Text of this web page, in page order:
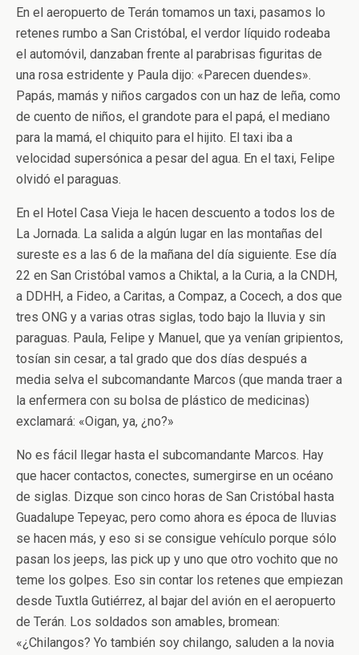
En el aeropuerto de Terán tomamos un taxi, pasamos lo
retenes rumbo a San Cristóbal, el verdor líquido rodeaba
el automóvil, danzaban frente al parabrisas figuritas de
una rosa estridente y Paula dijo: «Parecen duendes».
Papás, mamás y niños cargados con un haz de leña, como
de cuento de niños, el grandote para el papá, el mediano
para la mamá, el chiquito para el hijito. El taxi iba a
velocidad supersónica a pesar del agua. En el taxi, Felipe
olvidó el paraguas.
En el Hotel Casa Vieja le hacen descuento a todos los de
La Jornada. La salida a algún lugar en las montañas del
sureste es a las 6 de la mañana del día siguiente. Ese día
22 en San Cristóbal vamos a Chiktal, a la Curia, a la CNDH,
a DDHH, a Fideo, a Caritas, a Compaz, a Cocech, a dos que
tres ONG y a varias otras siglas, todo bajo la lluvia y sin
paraguas. Paula, Felipe y Manuel, que ya venían gripientos,
tosían sin cesar, a tal grado que dos días después a
media selva el subcomandante Marcos (que manda traer a
la enfermera con su bolsa de plástico de medicinas)
exclamará: «Oigan, ya, ¿no?»
No es fácil llegar hasta el subcomandante Marcos. Hay
que hacer contactos, conectes, sumergirse en un océano
de siglas. Dizque son cinco horas de San Cristóbal hasta
Guadalupe Tepeyac, pero como ahora es época de lluvias
se hacen más, y eso si se consigue vehículo porque sólo
pasan los jeeps, las pick up y uno que otro vochito que no
teme los golpes. Eso sin contar los retenes que empiezan
desde Tuxtla Gutiérrez, al bajar del avión en el aeropuerto
de Terán. Los soldados son amables, bromean:
«¿Chilangos? Yo también soy chilango, saluden a la novia